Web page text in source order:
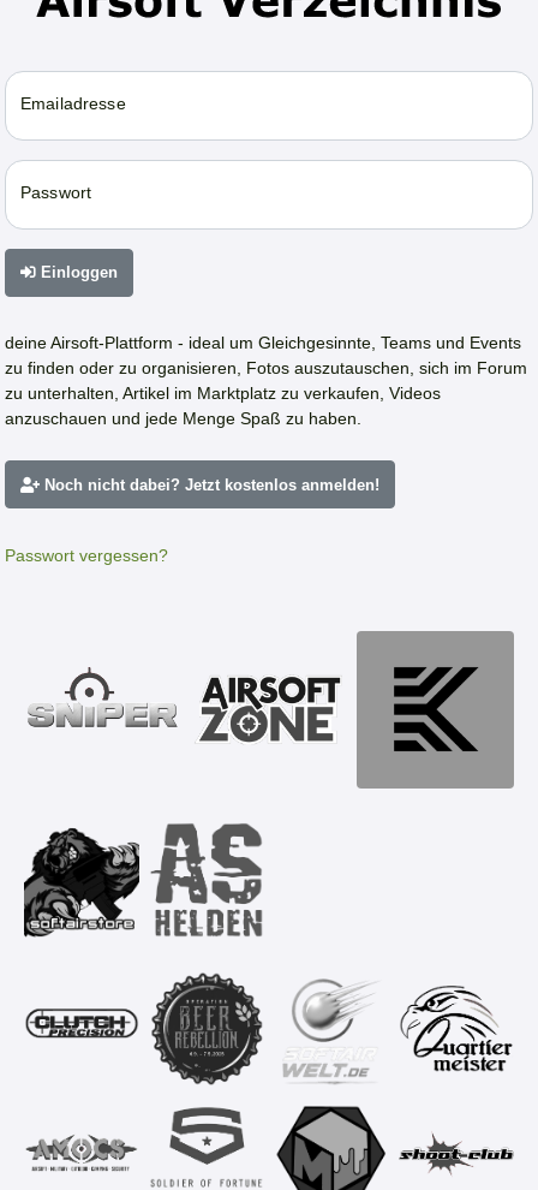
Emailadresse
Passwort
Einloggen
deine Airsoft-Plattform - ideal um Gleichgesinnte, Teams und Events
zu finden oder zu organisieren, Fotos auszutauschen, sich im Forum
zu unterhalten, Artikel im Marktplatz zu verkaufen, Videos
anzuschauen und jede Menge Spaß zu haben.
Noch nicht dabei? Jetzt kostenlos anmelden!
Passwort vergessen?